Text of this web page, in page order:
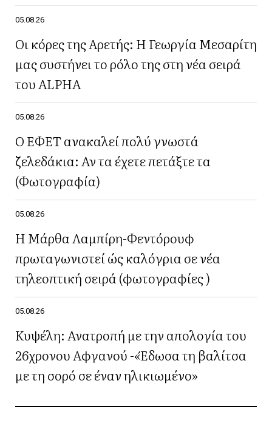
05.08.26
Οι κόρες της Αρετής: Η Γεωργία Μεσαρίτη
μας συστήνει το ρόλο της στη νέα σειρά
του ALPHA
05.08.26
Ο ΕΦΕΤ ανακαλεί πολύ γνωστά
ζελεδάκια: Αν τα έχετε πετάξτε τα
(Φωτογραφία)
05.08.26
Η Μάρθα Λαμπίρη-Φεντόρουφ
πρωταγωνιστεί ώς καλόγρια σε νέα
τηλεοπτική σειρά (φωτογραφίες )
05.08.26
Κυψέλη: Ανατροπή με την απολογία του
26χρονου Αφγανού -«Έδωσα τη βαλίτσα
με τη σορό σε έναν ηλικιωμένο»